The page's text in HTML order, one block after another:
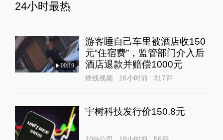
24小时最热
00:19
游客睡自己车里被酒店收150
元“住宿费”，监管部门介入后
酒店退款并赔偿1000元
锋线视频 16小时前 317评
宇树科技发行价150.8元